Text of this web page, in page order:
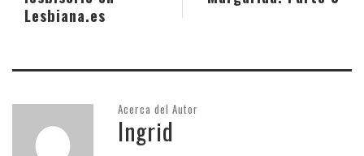
Lesbiana.es
Acerca del Autor
Ingrid